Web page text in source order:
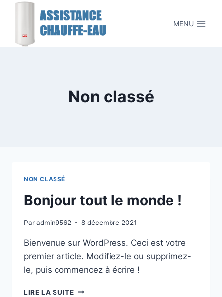
content
MENU
Non classé
NON CLASSÉ
Bonjour tout le monde !
Paradmin9562 8 décembre 2021
Bienvenue sur WordPress. Ceci est votre
premier article. Modifiez-le ou supprimez-
le, puis commencez à écrire !
LIRE LA SUITE BONJOUR